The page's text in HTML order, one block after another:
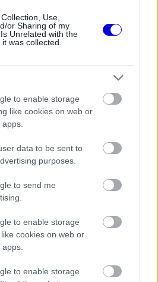
Use,
or Sharing of my
Unrelated with the
was collected.
to enable storage
like cookies on web or
data to be sent to
purposes.
to send me
to enable storage
cookies on web or
to enable storage
relatíve nagy a
Ferrari
pedig egy verseny nem volt
Milton Keynes-i alakulat.
1
okos döntést hozott az
Martin az F1-ben